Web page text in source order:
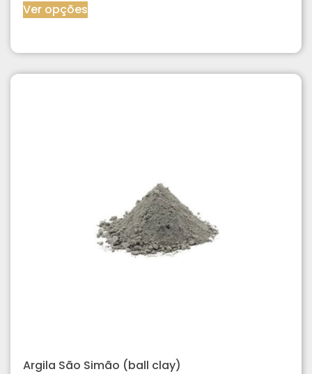
Ver opções
Argila São Simão (ball clay)